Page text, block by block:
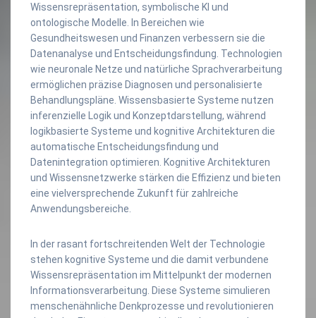
Wissensrepräsentation, symbolische KI und
ontologische Modelle. In Bereichen wie
Gesundheitswesen und Finanzen verbessern sie die
Datenanalyse und Entscheidungsfindung. Technologien
wie neuronale Netze und natürliche Sprachverarbeitung
ermöglichen präzise Diagnosen und personalisierte
Behandlungspläne. Wissensbasierte Systeme nutzen
inferenzielle Logik und Konzeptdarstellung, während
logikbasierte Systeme und kognitive Architekturen die
automatische Entscheidungsfindung und
Datenintegration optimieren. Kognitive Architekturen
und Wissensnetzwerke stärken die Effizienz und bieten
eine vielversprechende Zukunft für zahlreiche
Anwendungsbereiche.
In der rasant fortschreitenden Welt der Technologie
stehen kognitive Systeme und die damit verbundene
Wissensrepräsentation im Mittelpunkt der modernen
Informationsverarbeitung. Diese Systeme simulieren
menschenähnliche Denkprozesse und revolutionieren